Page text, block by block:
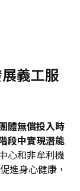
義工服
體無償投入時
段中實現潛能
心和非牟利機
進身心健康，